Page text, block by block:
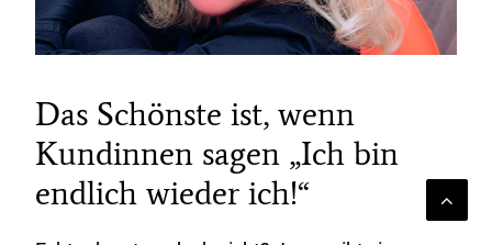
Das Schönste ist, wenn
Kundinnen sagen „Ich bin
endlich wieder ich!“